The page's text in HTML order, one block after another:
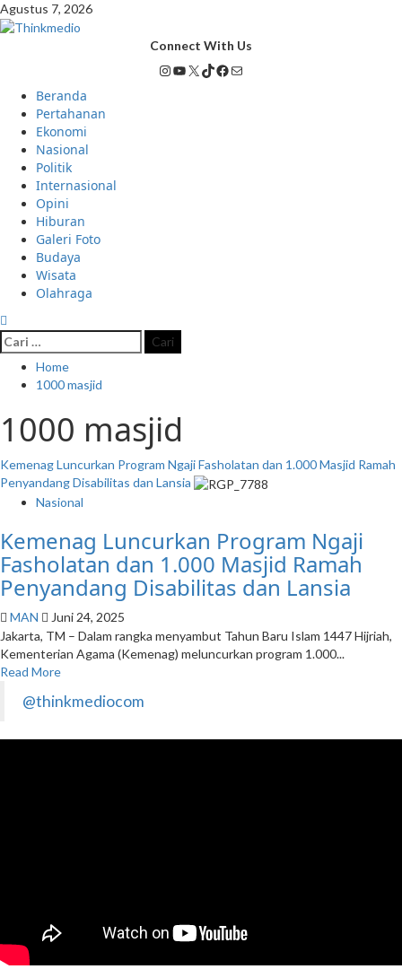
Agustus 7, 2026
Connect With Us
Beranda
Pertahanan
Ekonomi
Nasional
Politik
Internasional
Opini
Hiburan
Galeri Foto
Budaya
Wisata
Olahraga
Home
1000 masjid
1000 masjid
Kemenag Luncurkan Program Ngaji Fasholatan dan 1.000 Masjid Ramah
Penyandang Disabilitas dan Lansia
Nasional
Kemenag Luncurkan Program Ngaji
Fasholatan dan 1.000 Masjid Ramah
Penyandang Disabilitas dan Lansia
MAN
Juni 24, 2025
Jakarta, TM – Dalam rangka menyambut Tahun Baru Islam 1447 Hijriah,
Kementerian Agama (Kemenag) meluncurkan program 1.000...
Read More
@thinkmediocom